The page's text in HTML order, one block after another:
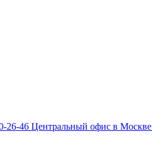
26-46 Центральный офис в Москве